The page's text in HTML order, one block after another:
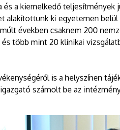
a kiemelkedő teljesítmények
alakítottunk ki egyetemen
években csaknem 200
több mint 20 klinikai
is a helyszínen
számolt be az